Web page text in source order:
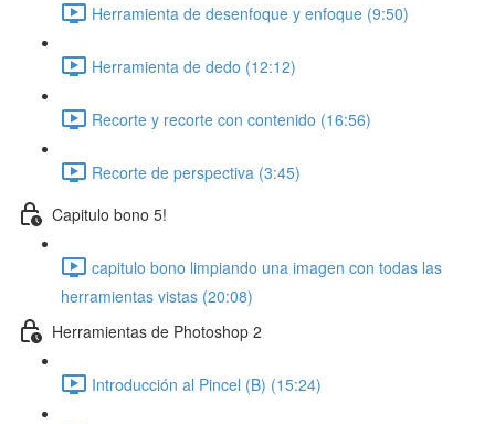
Herramienta de desenfoque y enfoque (9:50)
Herramienta de dedo (12:12)
Recorte y recorte con contenido (16:56)
Recorte de perspectiva (3:45)
Capitulo bono 5!
capitulo bono limpiando una imagen con todas las
herramientas vistas (20:08)
Herramientas de Photoshop 2
Introducción al Pincel (B) (15:24)